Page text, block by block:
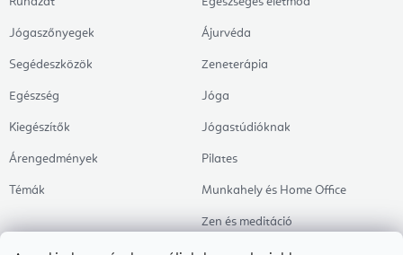
Jógaszőnyegek
Segédeszközök
Egészség
Kiegészítők
Árengedmények
Témák
Ájurvéda
Zeneterápia
Jóga
Jógastúdióknak
Pilates
Munkahely és Home Office
Zen és meditáció